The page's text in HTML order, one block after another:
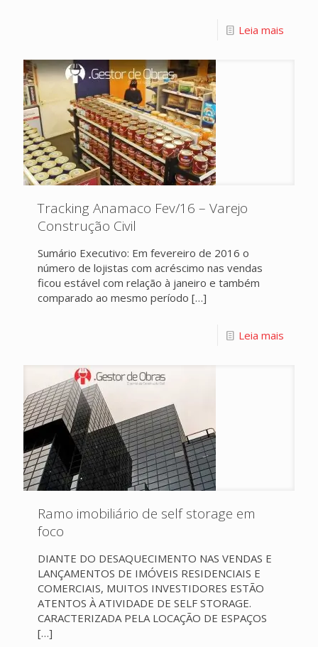
Leia mais
Tracking Anamaco Fev/16 – Varejo
Construção Civil
Sumário Executivo: Em fevereiro de 2016 o
número de lojistas com acréscimo nas vendas
ficou estável com relação à janeiro e também
comparado ao mesmo período […]
Leia mais
Ramo imobiliário de self storage em
foco
DIANTE DO DESAQUECIMENTO NAS VENDAS E
LANÇAMENTOS DE IMÓVEIS RESIDENCIAIS E
COMERCIAIS, MUITOS INVESTIDORES ESTÃO
ATENTOS À ATIVIDADE DE SELF STORAGE.
CARACTERIZADA PELA LOCAÇÃO DE ESPAÇOS
[…]